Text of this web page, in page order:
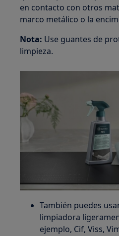
en contacto con otros
marco metálico o la
Nota: Use guantes de
limpieza.
También puedes
limpiadora
ejemplo, Cif, Viss,